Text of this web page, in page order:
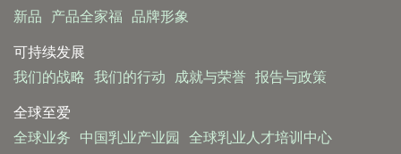
新品
产品全家福 品牌形象
可持续发展
我们的战略
我们的行动 成就与荣誉 报告与政策
全球至爱
全球业务
中国乳业产业园 全球乳业人才培训中心